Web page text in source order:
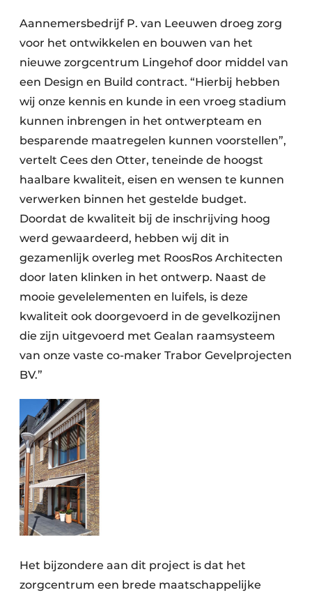
Aannemersbedrijf P. van Leeuwen droeg zorg
voor het ontwikkelen en bouwen van het
nieuwe zorgcentrum Lingehof door middel van
een Design en Build contract. “Hierbij hebben
wij onze kennis en kunde in een vroeg stadium
kunnen inbrengen in het ontwerpteam en
besparende maatregelen kunnen voorstellen”,
vertelt Cees den Otter, teneinde de hoogst
haalbare kwaliteit, eisen en wensen te kunnen
verwerken binnen het gestelde budget.
Doordat de kwaliteit bij de inschrijving hoog
werd gewaardeerd, hebben wij dit in
gezamenlijk overleg met RoosRos Architecten
door laten klinken in het ontwerp. Naast de
mooie gevelelementen en luifels, is deze
kwaliteit ook doorgevoerd in de gevelkozijnen
die zijn uitgevoerd met Gealan raamsysteem
van onze vaste co-maker Trabor Gevelprojecten
BV.”
Het bijzondere aan dit project is dat het
zorgcentrum een brede maatschappelijke